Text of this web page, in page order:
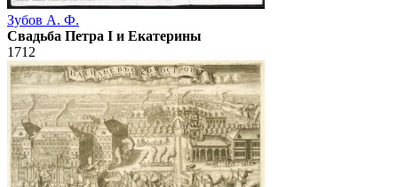
Зубов А. Ф.
Свадьба Петра I и Екатерины
1712